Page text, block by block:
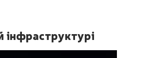
інфраструктурі